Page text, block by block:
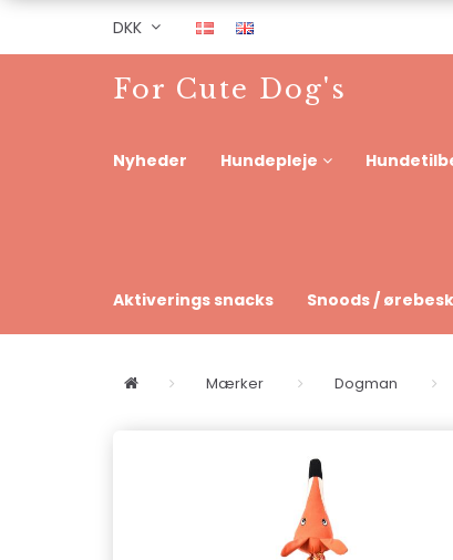
DKK
For Cute Dog's
Nyheder Hundepleje
Aktiverings snacks Snoods /
Mærker Dogman